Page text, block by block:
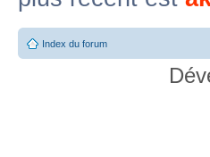
Index du forum